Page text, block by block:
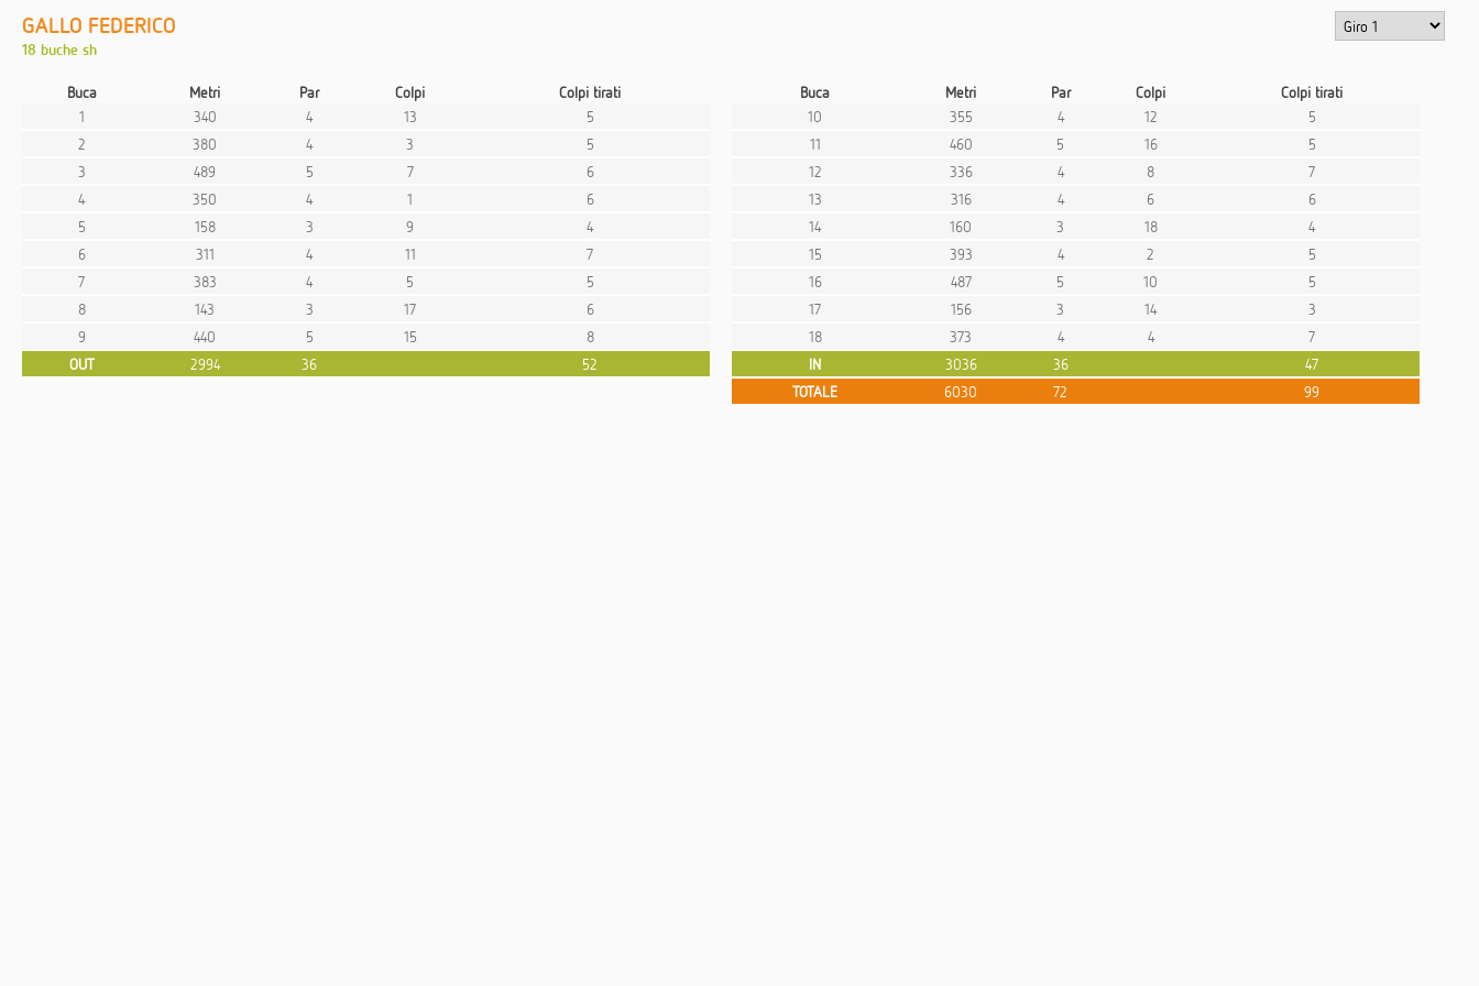
GALLO FEDERICO
18 buche sh
Buca Metri Par Colpi
Colpi tirati
1
340 4 13
5
2
380 4 3
5
3
489 5 7
6
4
350 4 1
6
5
158 3 9
4
6
311 4 11
7
7
383 4 5
5
8
143 3 17
6
9
440 5 15
8
OUT
2994 36 52
Buca Metri Par Colpi
Colpi tirati
10
355 4 12
5
11
460 5 16
5
12
336 4 8
7
13
316 4 6
6
14
160 3 18
4
15
393 4 2
5
16
487 5 10
5
17
156 3 14
3
18
373 4 4
7
IN
3036 36
47
TOTALE
6030 72 99